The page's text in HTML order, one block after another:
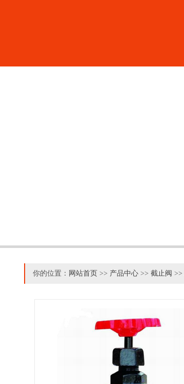
你的位置： 网站首页 >> 产品中心 >> 截止阀 >>